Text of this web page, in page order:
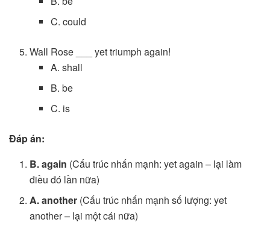
C. could
Wall Rose ___ yet triumph again!
A. shall
B. be
C. is
Đáp án:
B. again (Cấu trúc nhấn mạnh: yet again – lại làm
điều đó lần nữa)
A. another (Cấu trúc nhấn mạnh số lượng: yet
another – lại một cái nữa)